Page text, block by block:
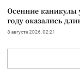
Осенние каникулы
году оказались
8 августа 2026, 02:21